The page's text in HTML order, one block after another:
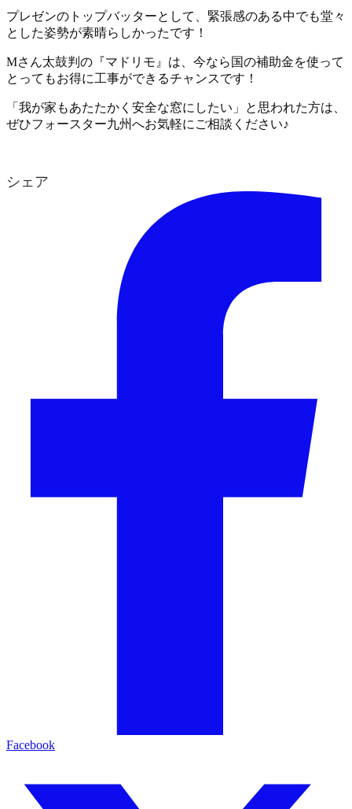
プレゼンのトップバッターとして、緊張感のある中でも堂々
とした姿勢が素晴らしかったです！
Mさん太鼓判の『マドリモ』は、今なら国の補助金を使って
とってもお得に工事ができるチャンスです！
「我が家もあたたかく安全な窓にしたい」と思われた方は、
ぜひフォースター九州へお気軽にご相談ください♪
シェア
Facebook